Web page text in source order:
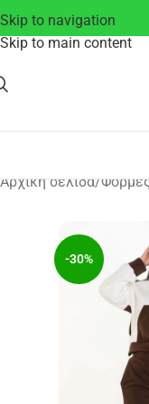
Skip to navigation
Skip to main content
Αρχική σελίδα/
-30%